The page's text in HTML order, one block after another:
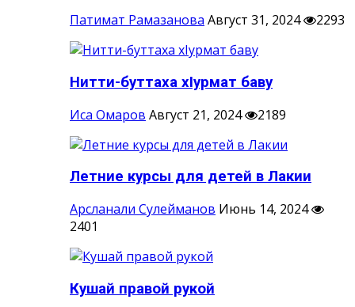
Патимат Рамазанова Август 31, 2024 2293
Нитти-буттаха хIурмат баву
Иса Омаров Август 21, 2024 2189
Летние курсы для детей в Лакии
Арсланали Сулейманов Июнь 14, 2024
2401
Кушай правой рукой